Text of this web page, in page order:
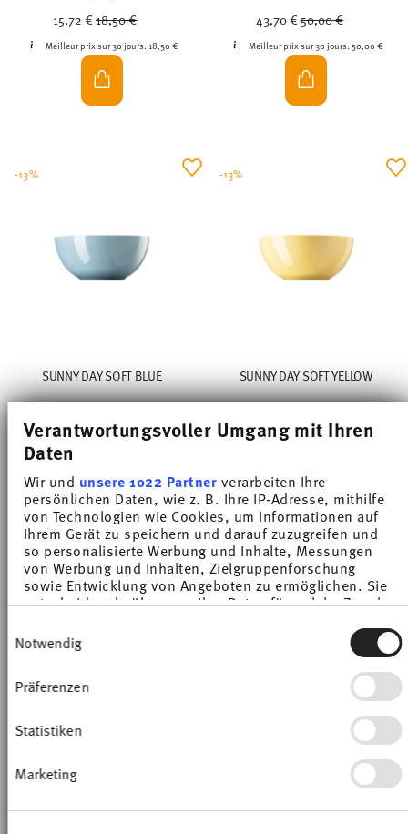
Verantwortungsvoller Umgang mit Ihren
Daten
Wir und unsere 1022 Partnerverarbeiten Ihre
persönlichen Daten, wie z. B. Ihre IP-Adresse, mithilfe
von Technologien wie Cookies, um Informationen auf
Ihrem Gerät zu speichern und darauf zuzugreifen und
so personalisierte Werbung und Inhalte, Messungen
von Werbung und Inhalten, Zielgruppenforschung
sowie Entwicklung von Angeboten zu ermöglichen. Sie
entscheiden darüber, wer Ihre Daten für welche Zwecke
Cookie-Erklärung oder durch Klicken auf das Privacy
Trigger Symbol ändern oder widerrufen
Wenn Sie es erlauben, würden wir auch gerne:
erfassen, welche bis auf einige Meter genau sein
bestimmten Merkmalen (Fingerprinting)
Erfahren Sie mehr darüber, wie Ihre persönlichen Daten
Notwendig
Präferenzen
Statistiken
Marketing
15,72 €Price reduced from
18,50 €
Meilleur prix sur 30 jours: 18,50 €
43,70 €Price reduced from
50,00 €to
Meilleur prix sur 30 jours:50,00 €
SUNNY DAY SOFT BLUE
Price reduced from
to
-13%
SUNNY DAY SOFT YELLOW
43,70 € Price reduced from
to
-13%
-40%